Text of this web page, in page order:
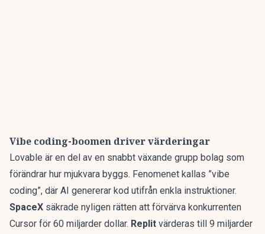
Vibe coding-boomen driver värderingar
Lovable är en del av en snabbt växande grupp bolag som
förändrar hur mjukvara byggs. Fenomenet kallas ”vibe
coding”, där AI genererar kod utifrån enkla instruktioner.
SpaceX säkrade nyligen rätten att förvärva konkurrenten
Cursor för 60 miljarder dollar. Replit värderas till 9 miljarder